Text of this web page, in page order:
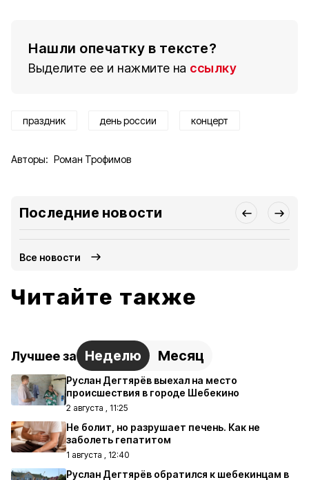
Нашли опечатку в тексте?
Выделите ее и нажмите на ссылку
праздник день россии концерт
Авторы: Роман Трофимов
Последние новости
Все новости
Читайте также
Лучшее за Неделю Месяц
Руслан Дегтярёв выехал на место
происшествия в городе Шебекино
2 августа , 11:25
Не болит, но разрушает печень. Как не
заболеть гепатитом
1 августа , 12:40
Руслан Дегтярёв обратился к шебекинцам в